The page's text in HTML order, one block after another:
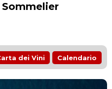
dei Vini Calendario